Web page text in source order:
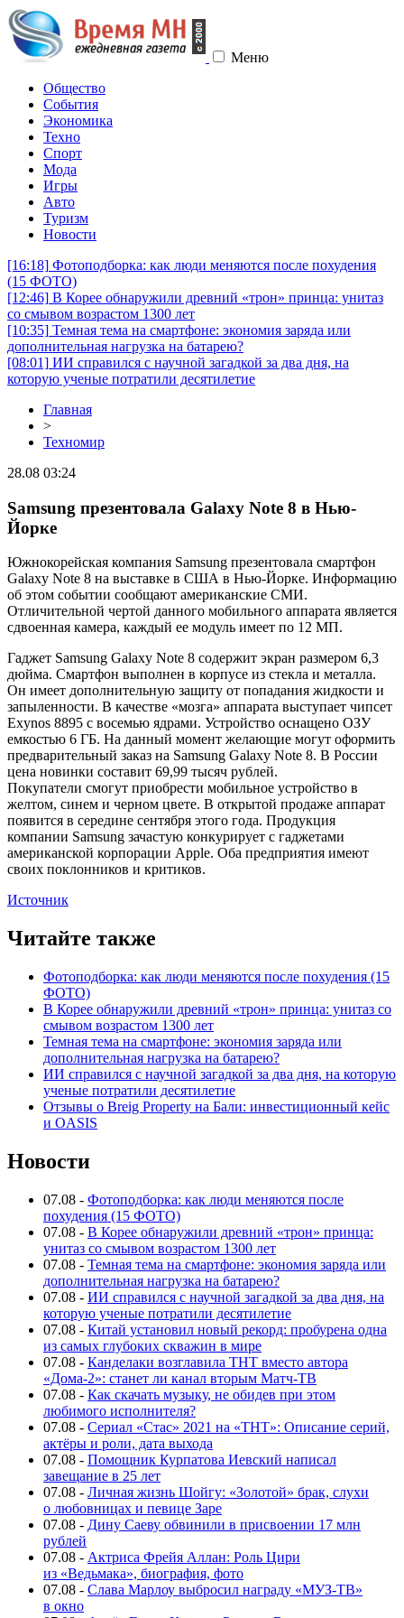
Меню
Общество
События
Экономика
Техно
Спорт
Мода
Игры
Авто
Туризм
Новости
[16:18] Фотоподборка: как люди меняются после похудения
(15 ФОТО)
[12:46] В Корее обнаружили древний «трон» принца: унитаз
со смывом возрастом 1300 лет
[10:35] Темная тема на смартфоне: экономия заряда или
дополнительная нагрузка на батарею?
[08:01] ИИ справился с научной загадкой за два дня, на
которую ученые потратили десятилетие
Главная
>
Техномир
28.08 03:24
Samsung презентовала Galaxy Note 8 в Нью-
Йорке
Южнокорейская компания Samsung презентовала смартфон
Galaxy Note 8 на выставке в США в Нью-Йорке. Информацию
об этом событии сообщают американские СМИ.
Отличительной чертой данного мобильного аппарата является
сдвоенная камера, каждый ее модуль имеет по 12 МП.
Гаджет Samsung Galaxy Note 8 содержит экран размером 6,3
дюйма. Смартфон выполнен в корпусе из стекла и металла.
Он имеет дополнительную защиту от попадания жидкости и
запыленности. В качестве «мозга» аппарата выступает чипсет
Exynos 8895 с восемью ядрами. Устройство оснащено ОЗУ
емкостью 6 ГБ. На данный момент желающие могут оформить
предварительный заказ на Samsung Galaxy Note 8. В России
цена новинки составит 69,99 тысяч рублей.
Покупатели смогут приобрести мобильное устройство в
желтом, синем и черном цвете. В открытой продаже аппарат
появится в середине сентября этого года. Продукция
компании Samsung зачастую конкурирует с гаджетами
американской корпорации Apple. Оба предприятия имеют
своих поклонников и критиков.
Источник
Читайте также
Фотоподборка: как люди меняются после похудения (15
ФОТО)
В Корее обнаружили древний «трон» принца: унитаз со
смывом возрастом 1300 лет
Темная тема на смартфоне: экономия заряда или
дополнительная нагрузка на батарею?
ИИ справился с научной загадкой за два дня, на которую
ученые потратили десятилетие
Отзывы о Breig Property на Бали: инвестиционный кейс
и OASIS
Новости
07.08 - Фотоподборка: как люди меняются после
похудения (15 ФОТО)
07.08 - В Корее обнаружили древний «трон» принца:
унитаз со смывом возрастом 1300 лет
07.08 - Темная тема на смартфоне: экономия заряда или
дополнительная нагрузка на батарею?
07.08 - ИИ справился с научной загадкой за два дня, на
которую ученые потратили десятилетие
07.08 - Китай установил новый рекорд: пробурена одна
из самых глубоких скважин в мире
07.08 - Канделаки возглавила ТНТ вместо автора
«Дома-2»: станет ли канал вторым Матч-ТВ
07.08 - Как скачать музыку, не обидев при этом
любимого исполнителя?
07.08 - Сериал «Стас» 2021 на «ТНТ»: Описание серий,
актёры и роли, дата выхода
07.08 - Помощник Курпатова Иевский написал
завещание в 25 лет
07.08 - Личная жизнь Шойгу: «Золотой» брак, слухи
о любовницах и певице Заре
07.08 - Дину Саеву обвинили в присвоении 17 млн
рублей
07.08 - Актриса Фрейя Аллан: Роль Цири
из «Ведьмака», биография, фото
07.08 - Слава Марлоу выбросил награду «МУЗ-ТВ»
в окно